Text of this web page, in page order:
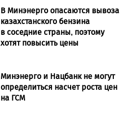
В Минэнерго опасаются вывоза
казахстанского бензина
в соседние страны, поэтому
хотят повысить цены
Минэнерго и Нацбанк не могут
определиться насчет роста цен
на ГСМ